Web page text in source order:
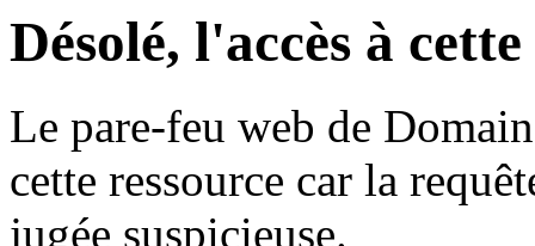
Désolé, l'accès à
Le pare-feu web de
cette ressource car la
jugée suspicieuse.